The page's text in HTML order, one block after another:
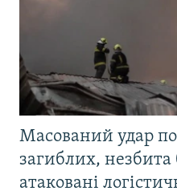
Масований удар по
загиблих, незбита
атаковані